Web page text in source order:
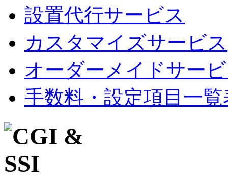
設置代行サービス
カスタマイズサービス
オーダーメイドサー
手数料・設定項目一覧